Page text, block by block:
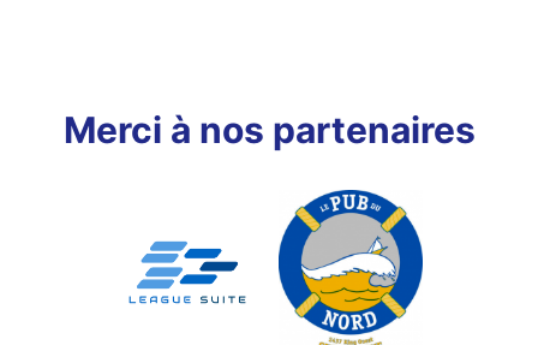
Merci à nos partenaires